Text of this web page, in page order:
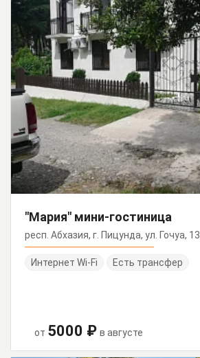
"Мария" мини-гостиница
респ. Абхазия, г. Пицунда, ул. Гочуа, 13
Интернет Wi-Fi Есть трансфер
от 5000 ₽ в августе